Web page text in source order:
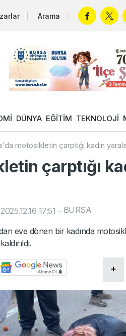
Arama
DÜNYA EĞİTİM TEKNOLOJİ
motosikletin çarptığı kadın
çarptığı
17:51 - BURSA
eve dönen bir kadında
+